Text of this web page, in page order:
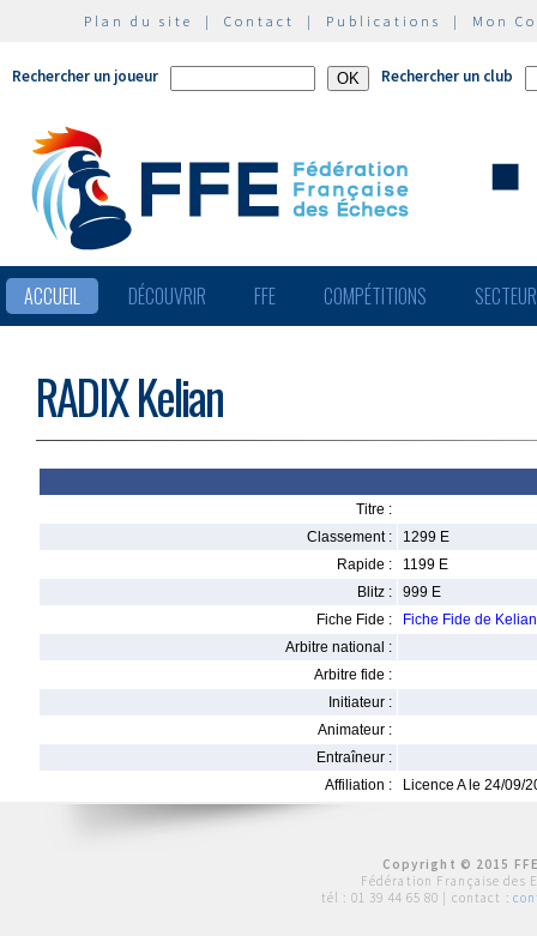
Plan du site | Contact | Publications | Mon
Rechercher un joueur Rechercher un club
ACCUEIL DÉCOUVRIR FFE COMPÉTITIONS
RADIX Kelian
Titre :
Classement :
1299 E
Rapide :
1199 E
Blitz :
999 E
Fiche Fide :
Fiche Fide de
Arbitre national :
Arbitre fide :
Initiateur :
Animateur :
Entraîneur :
Affiliation :
Licence A le 24/09/
Copyright © 2015
Fédération Française des
tél : 01 39 44 65 80 | contact :